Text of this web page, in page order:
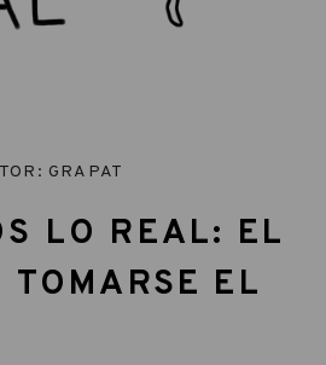
GRAPAT
LO REAL: EL
TOMARSE EL